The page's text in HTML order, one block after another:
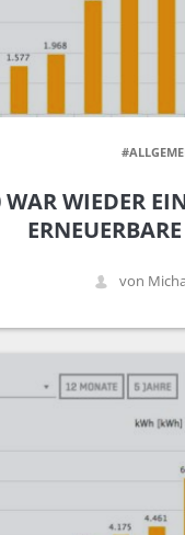
WIEDER
von